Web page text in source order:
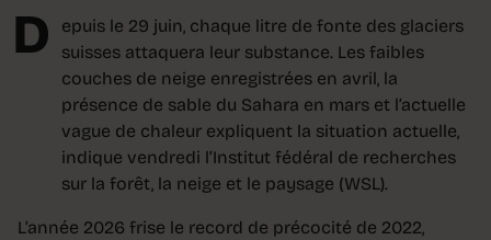
D
epuis le 29 juin, chaque litre de fonte des glaciers
suisses attaquera leur substance. Les faibles
couches de neige enregistrées en avril, la
présence de sable du Sahara en mars et l’actuelle
vague de chaleur expliquent la situation actuelle,
indique vendredi l’Institut fédéral de recherches
sur la forêt, la neige et le paysage (WSL).
L’année 2026 frise le record de précocité de 2022,